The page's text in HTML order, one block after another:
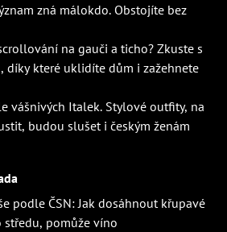
zná málokdo. Obstojíte bez
na gauči a ticho? Zkuste s
díky které uklidíte dům i zažehnete
vášnivých Italek. Stylové outfity, na
budou slušet i českým ženám
podle ČSN: Jak dosáhnout křupavé
středu, pomůže víno